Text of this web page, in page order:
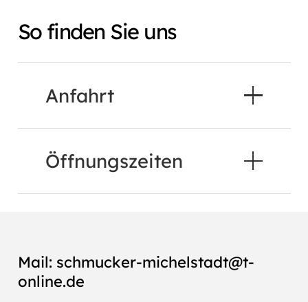
So finden Sie uns
Anfahrt
Öffnungszeiten
Mail: schmucker-michelstadt@t-
online.de